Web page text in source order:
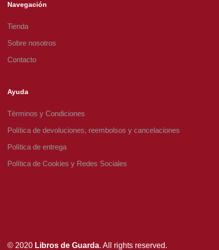
Navegación
Tienda
Sobre nosotros
Contacto
Ayuda
Términos y Condiciones
Política de devoluciones, reembolsos y cancelaciones
Política de entrega
Política de Cookies y Redes Sociales
© 2020 Libros de Guarda. All rights reserved.